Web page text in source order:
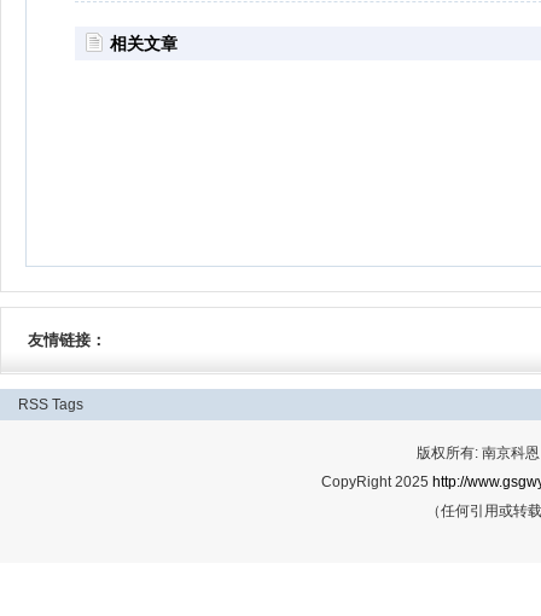
相关文章
友情链接：
RSS Tags
版权所有: 南京科
CopyRight 2025 http://
（任何引用或转